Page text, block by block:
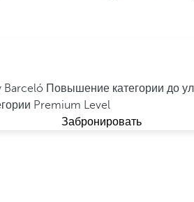
Barceló Повышение категории до
Premium Level
Забронировать